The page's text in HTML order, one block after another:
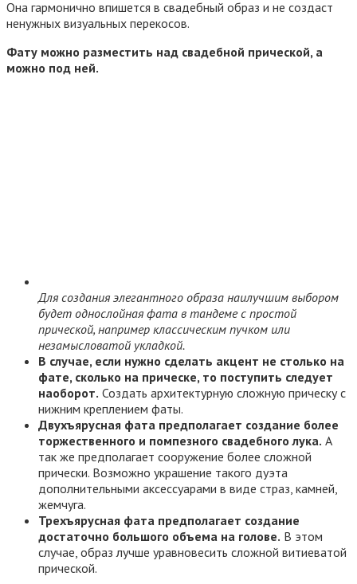
Она гармонично впишется в свадебный образ и не создаст
ненужных визуальных перекосов.
Фату можно разместить над свадебной прической, а
можно под ней.
Для создания элегантного образа наилучшим выбором
будет однослойная фата в тандеме с простой
прической, например классическим пучком или
незамысловатой укладкой.
В случае, если нужно сделать акцент не столько на
фате, сколько на прическе, то поступить следует
наоборот. Создать архитектурную сложную прическу с
нижним креплением фаты.
Двухъярусная фата предполагает создание более
торжественного и помпезного свадебного лука. А
так же предполагает сооружение более сложной
прически. Возможно украшение такого дуэта
дополнительными аксессуарами в виде страз, камней,
жемчуга.
Трехъярусная фата предполагает создание
достаточно большого объема на голове. В этом
случае, образ лучше уравновесить сложной витиеватой
прической.